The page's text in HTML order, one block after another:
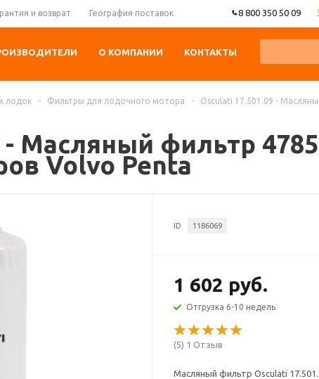
и возврат География поставок 8 800 350 50 09
О КОМПАНИИ КОНТАКТЫ
лодок - Фильтры для лодочного мотора -
Osculati 17.501.09 -
- Масляный фильтр
Volvo Penta
ID 1186069
1 602 руб.
Отгрузка 6-10 недель
(5) 1 Отзыв
Масляный фильтр Osculati